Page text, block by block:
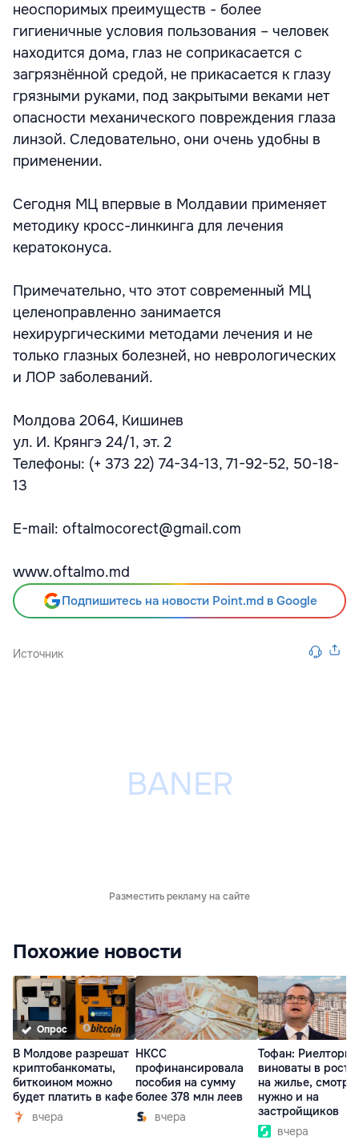
неоспоримых преимуществ - более
гигиеничные условия пользования – человек
находится дома, глаз не соприкасается с
загрязнённой средой, не прикасается к глазу
грязными руками, под закрытыми веками нет
опасности механического повреждения глаза
линзой. Следовательно, они очень удобны в
применении.
Сегодня МЦ впервые в Молдавии применяет
методику кросс-линкинга для лечения
кератоконуса.
Примечательно, что этот современный МЦ
целеноправленно занимается
нехирургическими методами лечения и не
только глазных болезней, но неврологических
и ЛОР заболеваний.
Молдова 2064, Кишинев
ул. И. Крянгэ 24/1, эт. 2
Телефоны: (+ 373 22) 74-34-13, 71-92-52, 50-18-
13
E-mail: oftalmocorect@gmail.com
www.oftalmo.md
Подпишитесь на новости Point.md в Google
Источник
Разместить рекламу на сайте
Похожие новости
Опрос
В Молдове разрешат
криптобанкоматы,
биткоином можно
будет платить в кафе
вчера
НКСС
профинансировала
пособия на сумму
более 378 млн леев
вчера
Тофан: Риелторы
виноваты в росте
на жилье,
нужно и на
застройщиков
вчера